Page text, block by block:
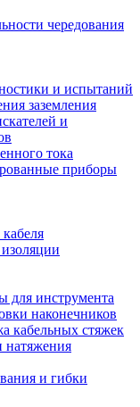
чередования
и испытаний
заземления
и
тока
приборы
для инструмента
наконечников
кабельных стяжек
натяжения
и гибки